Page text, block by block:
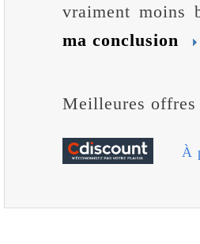
vraiment
ma conclusion
Meilleures offres
À